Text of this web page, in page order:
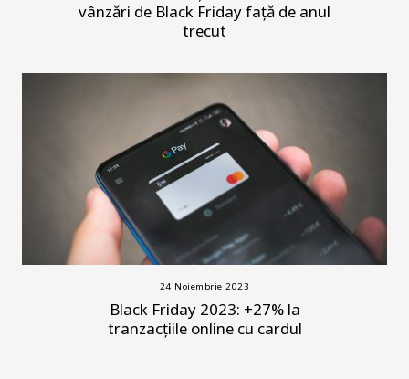
vânzări de Black Friday față de anul
trecut
24 Noiembrie 2023
Black Friday 2023: +27% la
tranzacțiile online cu cardul